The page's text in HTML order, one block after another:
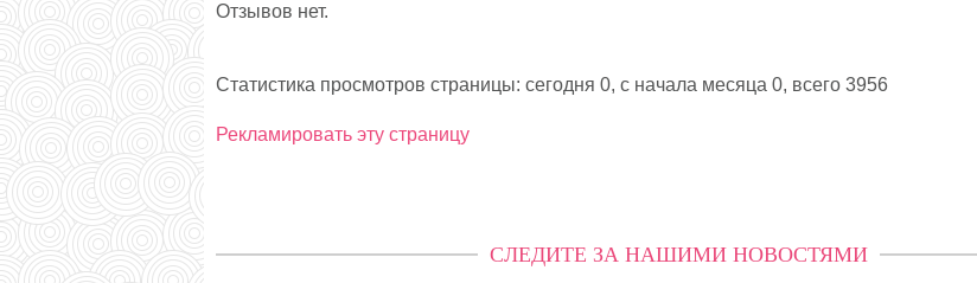
Отзывов нет.
Статистика просмотров страницы: сегодня 0, с начала месяца 0, всего 3956
Рекламировать эту страницу
СЛЕДИТЕ ЗА НАШИМИ НОВОСТЯМИ